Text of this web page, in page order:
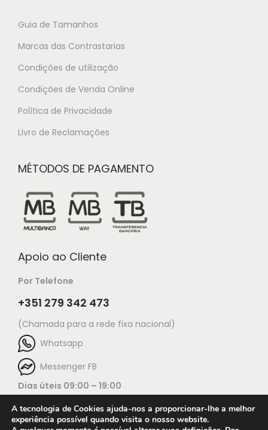
Guia de Tamanhos
Marcas das Contrastarias
Condições de utilização
Condições de Venda Online
Política de Privacidade
Livro de Reclamações
MÉTODOS DE PAGAMENTO
Apoio ao Cliente
Por Telefone
+351 279 342 473
(Chamada para a rede fixa nacional)
Whatsapp
Messenger FB
Dias úteis 09:00 – 19:00
A tecnologia de Cookies ajuda-nos a proporcionar-lhe a melhor
experiência possível quando visita o nosso website.